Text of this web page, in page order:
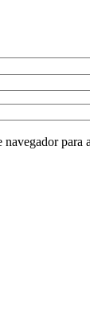
navegador para